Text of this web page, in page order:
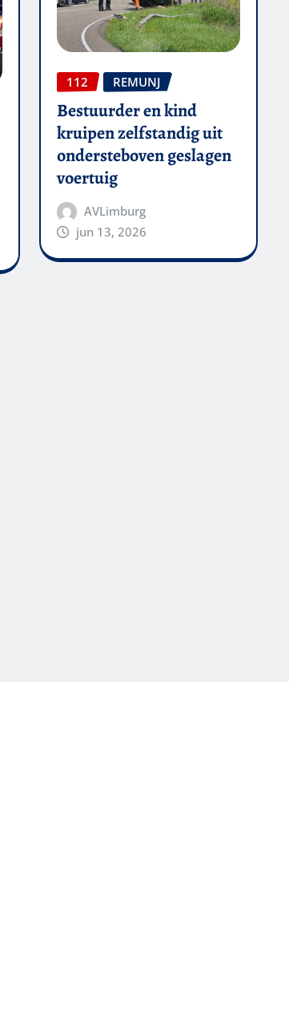
112 REMUNJ
Bestuurder en kind
kruipen zelfstandig uit
ondersteboven geslagen
voertuig
AVLimburg
jun 13, 2026